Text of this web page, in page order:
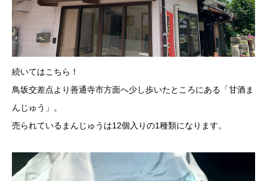
続いてはこちら！
鳥坂交差点より善通寺市方面へ少し歩いたところにある「甘酒ま
んじゅう」。
売られているまんじゅうは12個入りの1種類になります。